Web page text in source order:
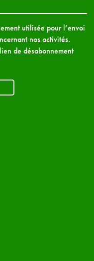
utilisée pour l’envoi
nos activités.
de désabonnement